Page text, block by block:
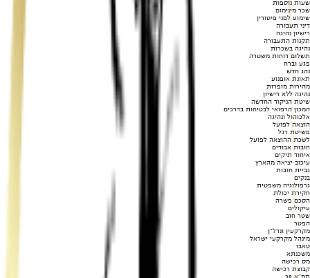
שעות נוספות
שכר מינימום
שימוע לפני פיטורין
דיני תעבורה
רישיון נהיגה
תקנות התעבורה
נהיגה בשכרות
תשלום דוחות משטרה
פגע וברח
נהג חדש
תאונת אופנוע
מהירות מופרזת
נהיגה ללא רישיון
שיטת הניקוד החדשה
המכון הרפואי לבטיחות בדרכים
אלכוהול ונהיגה
הוצאה לפועל
פשיטת רגל
לשכת ההוצאה לפועל
חובות אבודים
איחוד תיקים
עיכוב יציאה מהארץ
גביית חובות
בנקים
גרפולוגיה משפטית
חקירת יכולת
הסכם פשרה
עיקולים
שטר חוב
הפטר
מקרקעין ונדל"ן
מינהל מקרקעי ישראל
טאבו
משכנתא
מס רכישה
קבוצת רכישה
תמ"א 38